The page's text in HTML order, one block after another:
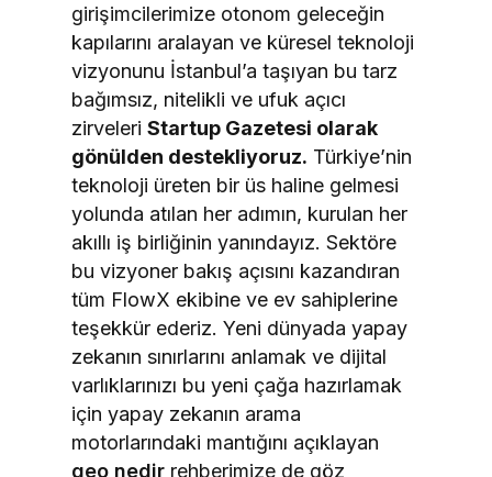
girişimcilerimize otonom geleceğin
kapılarını aralayan ve küresel teknoloji
vizyonunu İstanbul’a taşıyan bu tarz
bağımsız, nitelikli ve ufuk açıcı
zirveleriStartup Gazetesi olarak
gönülden destekliyoruz. Türkiye’nin
teknoloji üreten bir üs haline gelmesi
yolunda atılan her adımın, kurulan her
akıllı iş birliğinin yanındayız. Sektöre
bu vizyoner bakış açısını kazandıran
tüm FlowX ekibine ve ev sahiplerine
teşekkür ederiz. Yeni dünyada yapay
zekanın sınırlarını anlamak ve dijital
varlıklarınızı bu yeni çağa hazırlamak
için yapay zekanın arama
motorlarındaki mantığını açıklayan
geo nedir rehberimize de göz